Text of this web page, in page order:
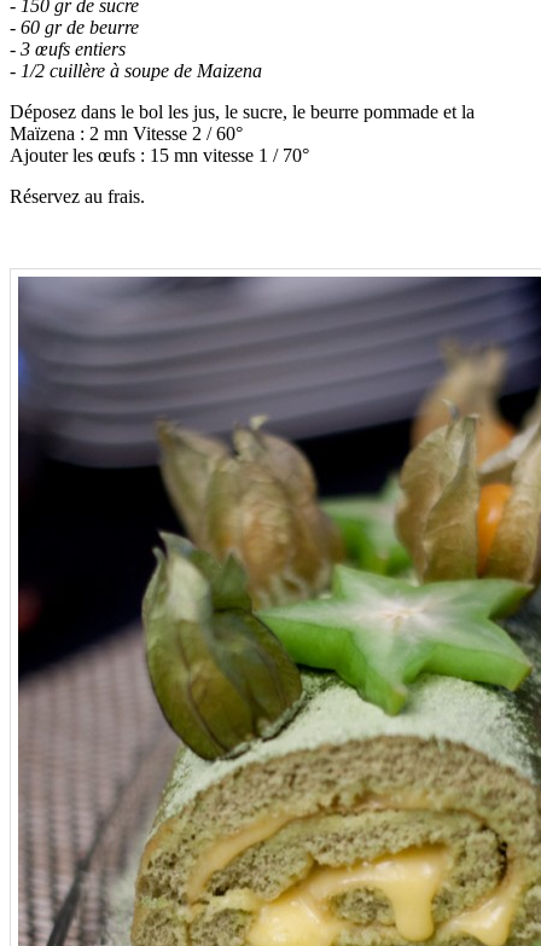
- 150 gr de sucre
- 60 gr de beurre
- 3 œufs entiers
- 1/2 cuillère à soupe de Maizena
Déposez dans le bol les jus, le sucre, le beurre pommade et la
Maïzena : 2 mn Vitesse 2 / 60°
Ajouter les œufs : 15 mn vitesse 1 / 70°
Réservez au frais.